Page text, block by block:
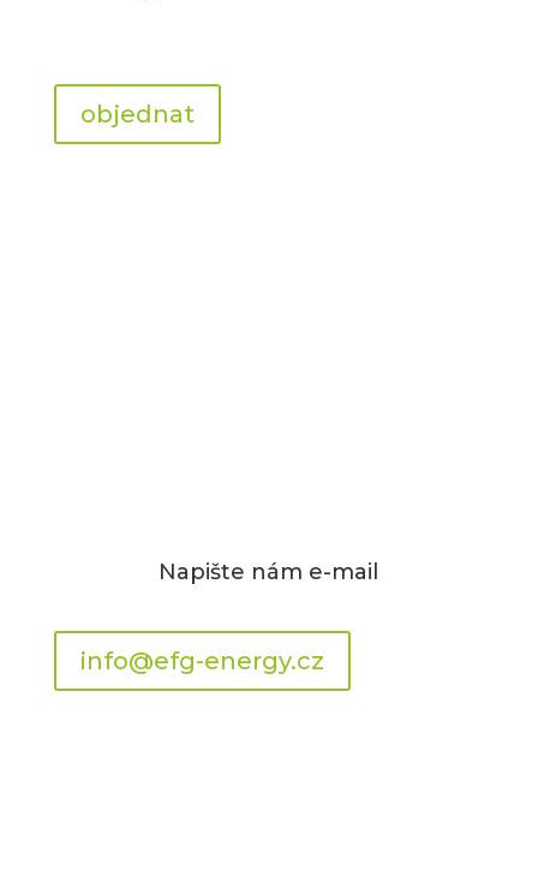
objednat
Napište nám e-mail
info@efg-energy.cz